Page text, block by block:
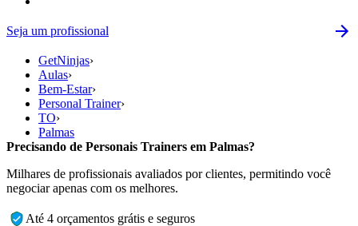
Seja um profissional
GetNinjas›
Aulas›
Bem-Estar›
Personal Trainer›
TO›
Palmas
Precisando de Personais Trainers em Palmas?
Milhares de profissionais avaliados por clientes, permitindo você
negociar apenas com os melhores.
Até 4 orçamentos grátis e seguros